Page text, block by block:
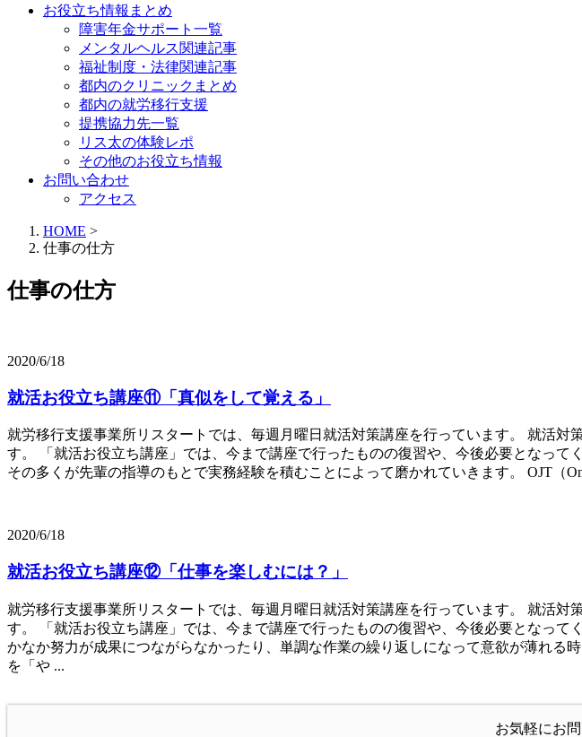
お役立ち情報まとめ
障害年金サポート一覧
メンタルヘルス関連記事
福祉制度・法律関連記事
都内のクリニックまとめ
都内の就労移行支援
提携協力先一覧
リス太の体験レポ
その他のお役立ち情報
お問い合わせ
アクセス
HOME >
仕事の仕方
仕事の仕方
2020/6/18
就活お役立ち講座⑪「真似をして覚える」
就労移行支援事業所リスタートでは、毎週月曜日就活対策講座を行っています。 就活
す。 「就活お役立ち講座」では、今まで講座で行ったものの復習や、今後必要となっ
その多くが先輩の指導のもとで実務経験を積むことによって磨かれていきます。 OJT（
2020/6/18
就活お役立ち講座⑫「仕事を楽しむには？」
就労移行支援事業所リスタートでは、毎週月曜日就活対策講座を行っています。 就活
す。 「就活お役立ち講座」では、今まで講座で行ったものの復習や、今後必要となっ
かなか努力が成果につながらなかったり、単調な作業の繰り返しになって意欲が薄れ
を「や ...
お気軽にお